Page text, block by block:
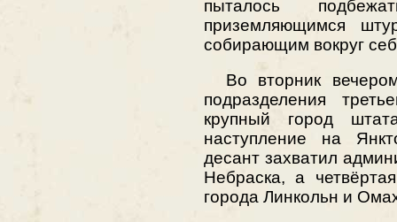
пыталось
приземляющимся
собирающим вокруг
Во вторник
подразделения
крупный город
наступление на
десант захватил
Небраска, а
города Линкольн и